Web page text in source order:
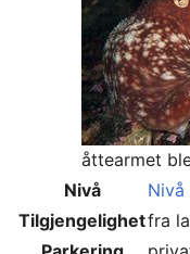
åttearmet
Nivå
Nivå
Tilgjengelighetfra